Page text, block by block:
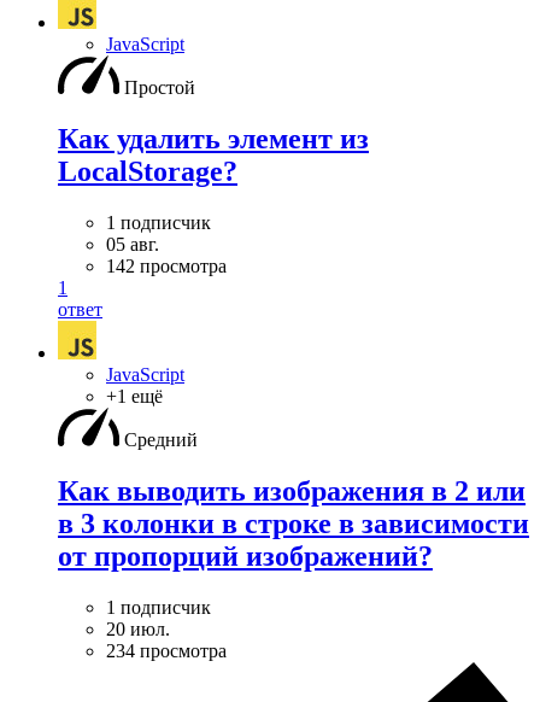
JavaScript
Простой
Как удалить элемент из
LocalStorage?
1 подписчик
05 авг.
142 просмотра
1
ответ
JavaScript
+1 ещё
Средний
Как выводить изображения в 2 или
в 3 колонки в строке в зависимости
от пропорций изображений?
1 подписчик
20 июл.
234 просмотра